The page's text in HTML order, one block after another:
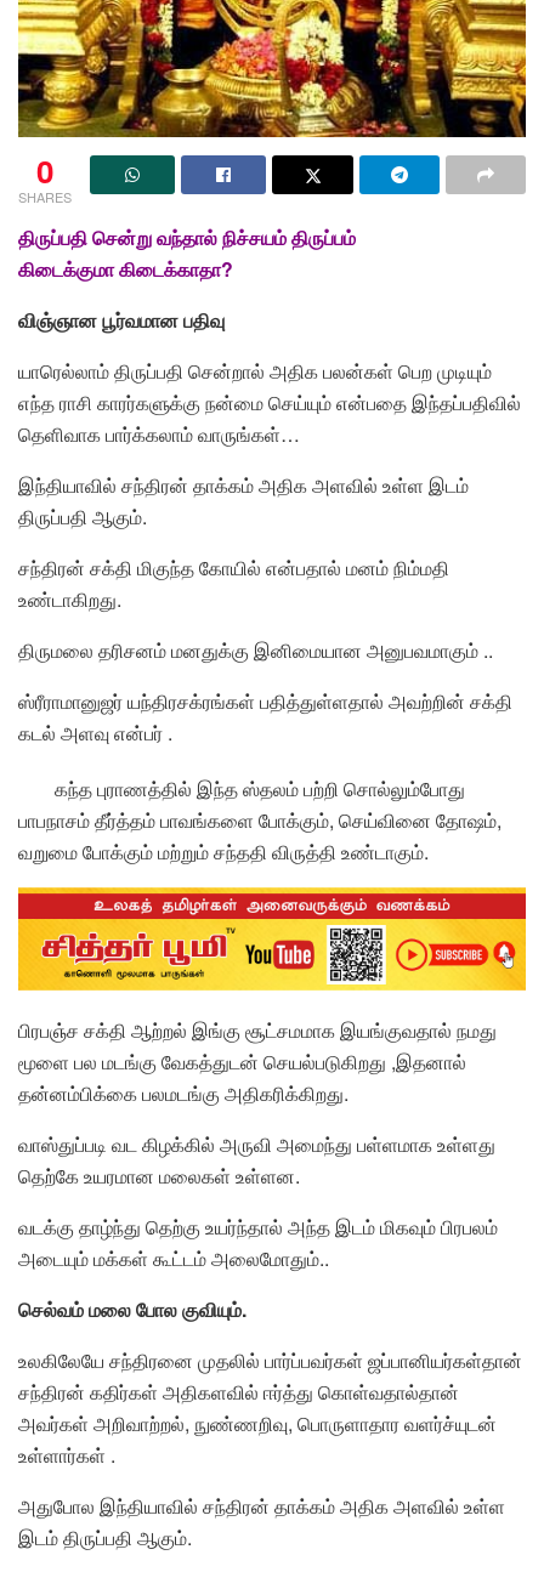
0
SHARES
திருப்பதி சென்றுவந்தால் நிச்சயம்திருப்பம்
கிடைக்குமாகிடைக்காதா?
விஞ்ஞான பூர்வமானபதிவு
யாரெல்லாம் திருப்பதி சென்றால் அதிக பலன்கள் பெற முடியும்
எந்த ராசி காரர்களுக்கு நன்மை செய்யும் என்பதை இந்தப்பதிவில்
தெளிவாக பார்க்கலாம் வாருங்கள்…
இந்தியாவில் சந்திரன் தாக்கம் அதிக அளவில் உள்ள இடம்
திருப்பதி ஆகும்.
சந்திரன் சக்தி மிகுந்த கோயில் என்பதால் மனம் நிம்மதி
உண்டாகிறது.
திருமலை தரிசனம் மனதுக்கு இனிமையான அனுபவமாகும் ..
ஸ்ரீராமானுஜர் யந்திரசக்ரங்கள் பதித்துள்ளதால் அவற்றின் சக்தி
கடல் அளவு என்பர் .
கந்த புராணத்தில் இந்த ஸ்தலம் பற்றி சொல்லும்போது
பாபநாசம் தீர்த்தம் பாவங்களை போக்கும், செய்வினை தோஷம்,
வறுமை போக்கும் மற்றும் சந்ததி விருத்தி உண்டாகும்.
பிரபஞ்ச சக்தி ஆற்றல் இங்கு சூட்சமமாக இயங்குவதால் நமது
மூளை பல மடங்கு வேகத்துடன் செயல்படுகிறது ,இதனால்
தன்னம்பிக்கை பலமடங்கு அதிகரிக்கிறது.
வாஸ்துப்படி வட கிழக்கில் அருவி அமைந்து பள்ளமாக உள்ளது
தெற்கே உயரமான மலைகள் உள்ளன.
வடக்கு தாழ்ந்து தெற்கு உயர்ந்தால் அந்த இடம் மிகவும் பிரபலம்
அடையும் மக்கள் கூட்டம் அலைமோதும்..
செல்வம் மலை போலகுவியும்.
உலகிலேயே சந்திரனை முதலில் பார்ப்பவர்கள் ஜப்பானியர்கள்தான்
சந்திரன் கதிர்கள் அதிகளவில் ஈர்த்து கொள்வதால்தான்
அவர்கள் அறிவாற்றல், நுண்ணறிவு, பொருளாதார வளர்ச்யுடன்
உள்ளார்கள் .
அதுபோல இந்தியாவில் சந்திரன் தாக்கம் அதிக அளவில் உள்ள
இடம் திருப்பதி ஆகும்.